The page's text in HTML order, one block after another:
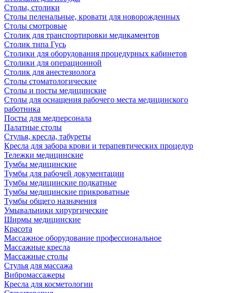
Столы, столики
Столы пеленальные, кровати для новорожденных
Столы смотровые
Столик для транспортировки медикаментов
Столик типа Гусь
Столики для оборудования процедурных кабинетов
Столики для операционной
Столик для анестезиолога
Столы стоматологические
Столы и посты медицинские
Столы для оснащения рабочего места медицинского
работника
Посты для медперсонала
Палатные столы
Стулья, кресла, табуреты
Кресла для забора крови и терапевтических процедур
Тележки медицинские
Тумбы медицинские
Тумбы для рабочей документации
Тумбы медицинские подкатные
Тумбы медицинские прикроватные
Тумбы общего назначения
Умывальники хирургические
Ширмы медицинские
Красота
Массажное оборудование профессиональное
Массажные кресла
Массажные столы
Стулья для массажа
Вибромассажеры
Кресла для косметологии